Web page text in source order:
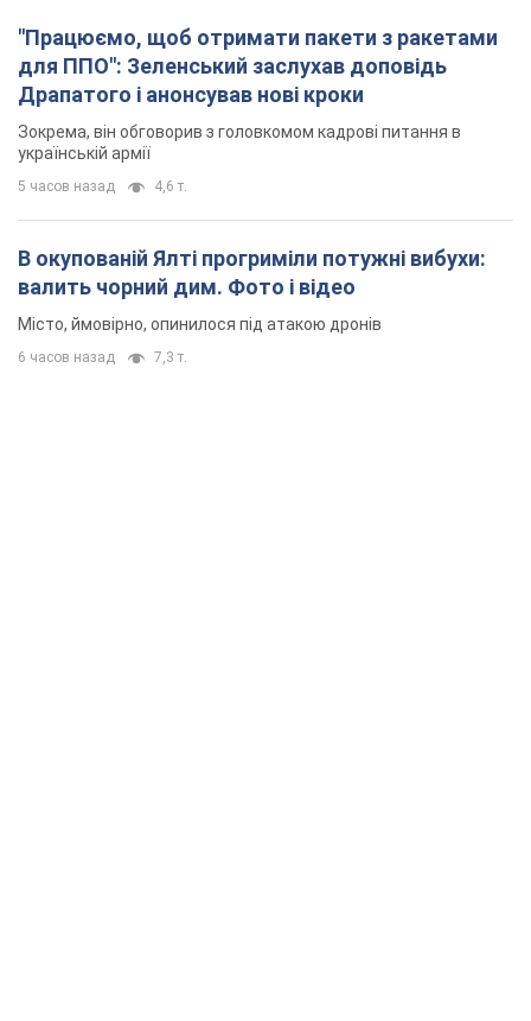
"Працюємо, щоб отримати пакети з ракетами
для ППО": Зеленський заслухав доповідь
Драпатого і анонсував нові кроки
Зокрема, він обговорив з головкомом кадрові питання в
українській армії
5 часов назад 4,6 т.
В окупованій Ялті прогриміли потужні вибухи:
валить чорний дим. Фото і відео
Місто, ймовірно, опинилося під атакою дронів
6 часов назад 7,3 т.